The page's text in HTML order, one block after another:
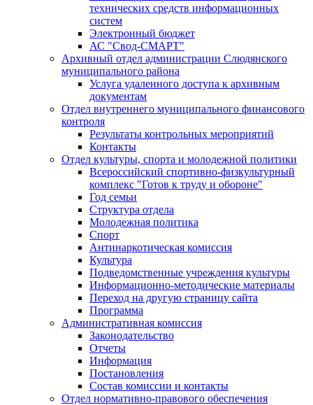
технических средств информационных
систем
Электронный бюджет
АС "Свод-СМАРТ"
Архивный отдел администрации Слюдянского
муниципального района
Услуга удаленного доступа к архивным
документам
Отдел внутреннего муниципального финансового
контроля
Результаты контрольных мероприятий
Контакты
Отдел культуры, спорта и молодежной политики
Всероссийский спортивно-физкультурный
комплекс "Готов к труду и обороне"
Год семьи
Структура отдела
Молодежная политика
Спорт
Антинаркотическая комиссия
Культура
Подведомственные учреждения культуры
Информационно-методические материалы
Переход на другую страницу сайта
Программа
Административная комиссия
Законодательство
Отчеты
Информация
Постановления
Состав комиссии и контакты
Отдел нормативно-правового обеспечения